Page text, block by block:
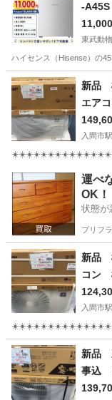
-A45S
東武動
ハイセンス（Hisense）の
埼玉 南埼玉郡 東
新品
エア
入間市駅
☀️☀️☀️☀️☀️☀️☀️☀️☀️☀️☀️☀️☀️☀️☀️☀️ この
埼玉 入間市 入間
運べ
OK！
状態が
プリフラ
新品
コン
入間市駅
☀️☀️☀️☀️☀️☀️☀️☀️☀️☀️☀️☀️☀️☀️☀️☀️ この
埼玉 入間市 入間
新品
事込